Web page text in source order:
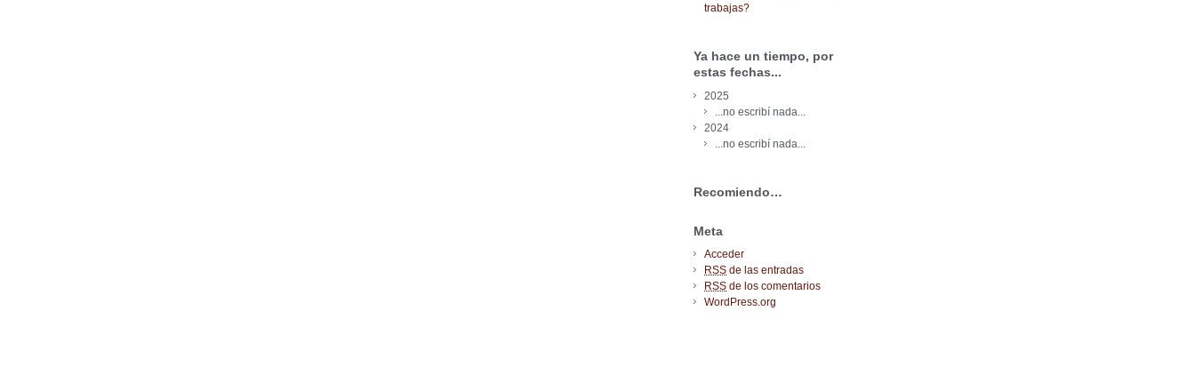
trabajas?
Ya hace un tiempo, por
estas fechas...
2025
...no escribí nada...
2024
...no escribí nada...
Recomiendo…
Meta
Acceder
RSS de las entradas
RSS de los comentarios
WordPress.org